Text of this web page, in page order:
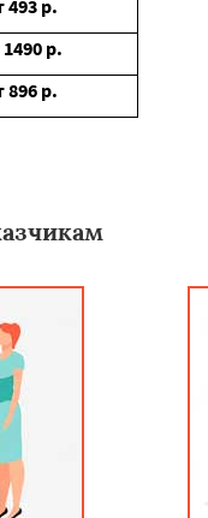
493 р.
1490 р.
896 р.